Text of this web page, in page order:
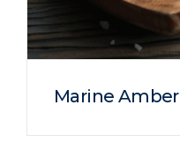
Marine Amber